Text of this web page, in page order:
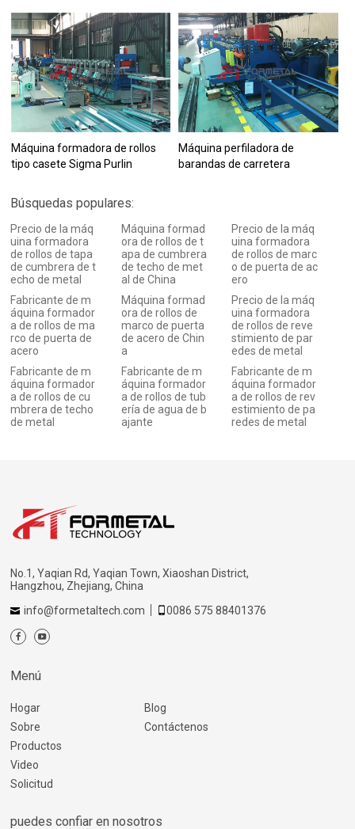
Máquina formadora de rollos
tipo casete Sigma Purlin
Máquina perfiladora de
barandas de carretera
Búsquedas populares:
Precio de la máq
uina formadora
de rollos de tapa
de cumbrera de t
echo de metal
Máquina formad
ora de rollos de t
apa de cumbrera
de techo de met
al de China
Precio de la máq
uina formadora
de rollos de marc
o de puerta de ac
ero
Fabricante de m
áquina formador
a de rollos de ma
rco de puerta de
acero
Máquina formad
ora de rollos de
marco de puerta
de acero de Chin
a
Precio de la máq
uina formadora
de rollos de reve
stimiento de par
edes de metal
Fabricante de m
áquina formador
a de rollos de cu
mbrera de techo
de metal
Fabricante de m
áquina formador
a de rollos de tub
ería de agua de b
ajante
Fabricante de m
áquina formador
a de rollos de rev
estimiento de pa
redes de metal
No.1, Yaqian Rd, Yaqian Town, Xiaoshan District,
Hangzhou, Zhejiang, China
info@formetaltech.com
0086 575 88401376
Menú
Hogar
Sobre
Productos
Video
Solicitud
Blog
Contáctenos
puedes confiar en nosotros